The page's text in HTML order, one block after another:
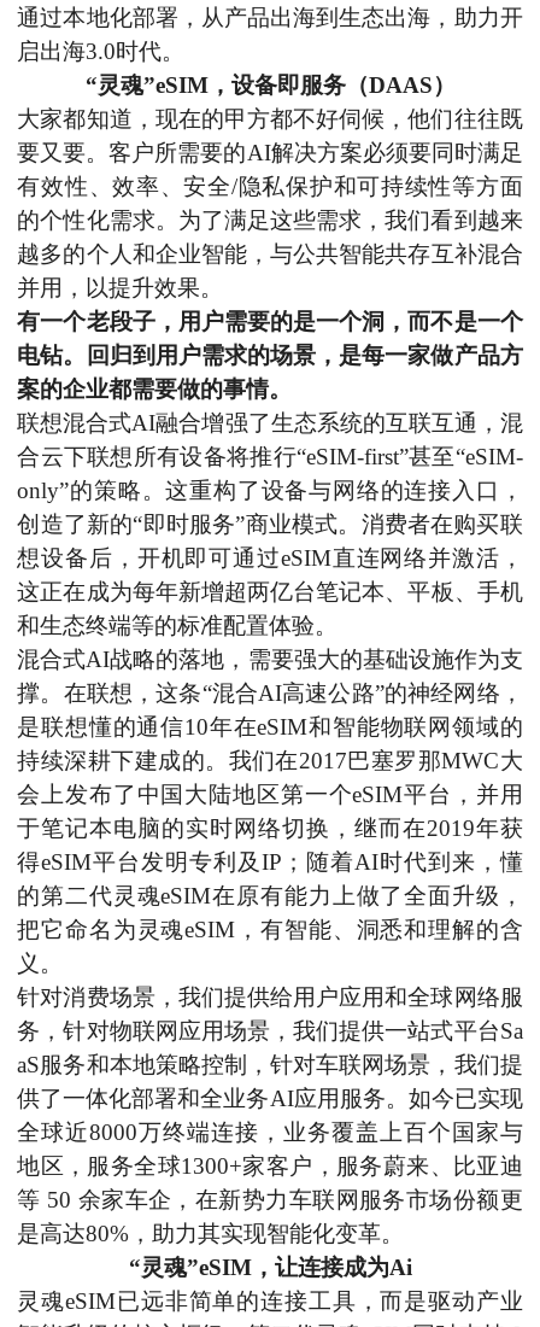
通过本地化部署，从产品出海到生态出海，助力开
启出海3.0时代。
“灵魂”eSIM，设备即服务（DAAS）
大家都知道，现在的甲方都不好伺候，他们往往既
要又要。客户所需要的AI解决方案必须要同时满足
有效性、效率、安全/隐私保护和可持续性等方面
的个性化需求。为了满足这些需求，我们看到越来
越多的个人和企业智能，与公共智能共存互补混合
并用，以提升效果。
有一个老段子，用户需要的是一个洞，而不是一个
电钻。回归到用户需求的场景，是每一家做产品方
案的企业都需要做的事情。
联想混合式AI融合增强了生态系统的互联互通， 混
合云下联想所有设备将推行“eSIM-first”甚至“eSIM-
only”的策略。这重构了设备与网络的连接入口 ，
创造了新的“即时服务”商业模式。消费者在购买联
想设备后，开机即可通过eSIM直连网络并激活，
这正在成为每年新增超两亿台笔记本、平板、 手机
和生态终端等的标准配置体验。
混合式AI战略的落地，需要强大的基础设施作为支
撑。在联想，这条“混合AI高速公路”的神经网络，
是联想懂的通信10年在eSIM和智能物联网领域的
持续深耕下建成的。我们在2017巴塞罗那MWC大
会上发布了中国大陆地区第一个eSIM平台，并用
于笔记本电脑的实时网络切换，继而在2019年获
得eSIM平台发明专利及IP ； 随着AI时代到来，懂
的第二代灵魂eSIM在原有能力上做了全面升级，
把它命名为灵魂eSIM，有智能、洞悉和理解的含
义。
针对消费场景，我们提供给用户应用和全球网络服
务，针对物联网应用场景，我们提供一站式平台Sa
aS服务和本地策略控制，针对车联网场景，我们提
供了一体化部署和全业务AI应用服务。如今已实现
全球近8000万终端连接，业务覆盖上百个国家与
地区，服务全球1300+家客户，服务蔚来、比亚迪
等 50 余家车企，在新势力车联网服务市场份额更
是高达80%，助力其实现智能化变革。
“灵魂”eSIM，让连接成为Ai
灵魂eSIM已远非简单的连接工具，而是驱动产业